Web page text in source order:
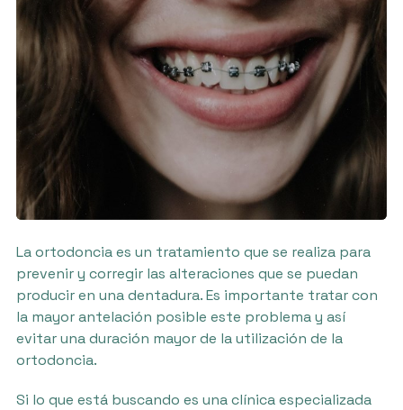
La ortodoncia es un tratamiento que se realiza para
prevenir y corregir las alteraciones que se puedan
producir en una dentadura. Es importante tratar con
la mayor antelación posible este problema y así
evitar una duración mayor de la utilización de la
ortodoncia.
Si lo que está buscando es una clínica especializada